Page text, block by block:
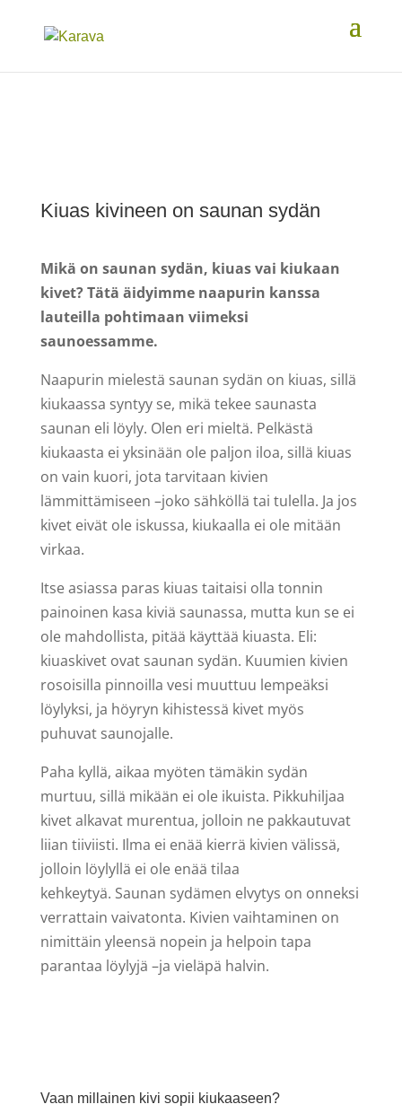
Kiuas kivineen on saunan sydän
Mikä on saunan sydän, kiuas vai kiukaan
kivet? Tätä äidyimme naapurin kanssa
lauteilla pohtimaan viimeksi
saunoessamme.
Naapurin mielestä saunan sydän on kiuas, sillä
kiukaassa syntyy se, mikä tekee saunasta
saunan eli löyly. Olen eri mieltä. Pelkästä
kiukaasta ei yksinään ole paljon iloa, sillä kiuas
on vain kuori, jota tarvitaan kivien
lämmittämiseen –joko sähköllä tai tulella. Ja jos
kivet eivät ole iskussa, kiukaalla ei ole mitään
virkaa.
Itse asiassa paras kiuas taitaisi olla tonnin
painoinen kasa kiviä saunassa, mutta kun se ei
ole mahdollista, pitää käyttää kiuasta. Eli:
kiuaskivet ovat saunan sydän. Kuumien kivien
rosoisilla pinnoilla vesi muuttuu lempeäksi
löylyksi, ja höyryn kihistessä kivet myös
puhuvat saunojalle.
Paha kyllä, aikaa myöten tämäkin sydän
murtuu, sillä mikään ei ole ikuista. Pikkuhiljaa
kivet alkavat murentua, jolloin ne pakkautuvat
liian tiiviisti. Ilma ei enää kierrä kivien välissä,
jolloin löylyllä ei ole enää tilaa
kehkeytyä. Saunan sydämen elvytys on onneksi
verrattain vaivatonta. Kivien vaihtaminen on
nimittäin yleensä nopein ja helpoin tapa
parantaa löylyjä –ja vieläpä halvin.
Vaan millainen kivi sopii kiukaaseen?